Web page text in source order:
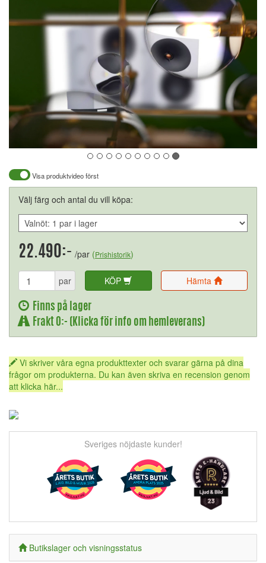
Visa produktvideo först
Välj färg och antal du vill köpa:
22.490:- /par (Prishistorik)
par KÖP Hämta
Finns på lager
Frakt 0:- (Klicka för info om hemleverans)
Vi skriver våra egna produkttexter och svarar gärna på dina
frågor om produkterna. Du kan även skriva en recension genom
att klicka här...
Sveriges nöjdaste kunder!
Butikslager och visningsstatus